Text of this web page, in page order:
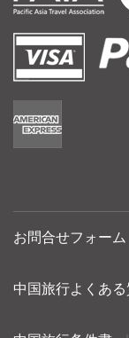
お問合せフォーム
中国旅行よくある